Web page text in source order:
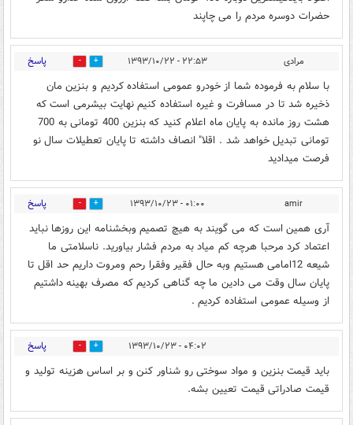
حضرات دوسره مردم را می چاپند
مرادی ۲۲:۵۳ - ۱۳۹۳/۱۰/۲۲ 0 پاسخ
با سلام به فرموده شما از خودرو عمومی استفاده کردیم و بنزین مان
ذخیره شد تا در مسافرت و غیره استفاده کنیم نهایت بیشرمی است که
هشت روز مانده به پایان ماه اعلام کنید که بنزین 400 تومانی به 700
تومانی تبدیل خواهد شد . اقلا" انصاف داشته تا پایان تعطیلات سال نو
فرصت میدادید
amir ۰۱:۰۰ - ۱۳۹۳/۱۰/۲۳ 0 پاسخ
آری همین است که می گویند به هیچ تصمیم وبخشنامه این روزها نباید
اعتماد کرد مرحبا هرچه کم میاد به مردم فشار بیاورید. ناسلامتی ما
شیعه 12امامی هستیم وبه حال فقیر وفقرا رحم ومروت داریم حد اقل تا
پایان سال وقت می دادین ما چه گناهی کردیم که مصرف بهینه داشتیم
از وسیله عمومی استفاده کردیم .
۰۴:۰۲ - ۱۳۹۳/۱۰/۲۳ 0 پاسخ
باید قیمت بنزین و مواد سوختی رو شناور کنن و بر اساس هزینه تولید و
قیمت صادراتی قیمت تعیین بشه.